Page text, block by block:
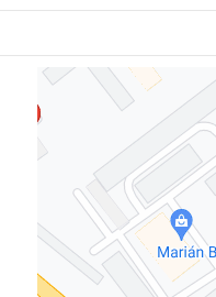
Externý